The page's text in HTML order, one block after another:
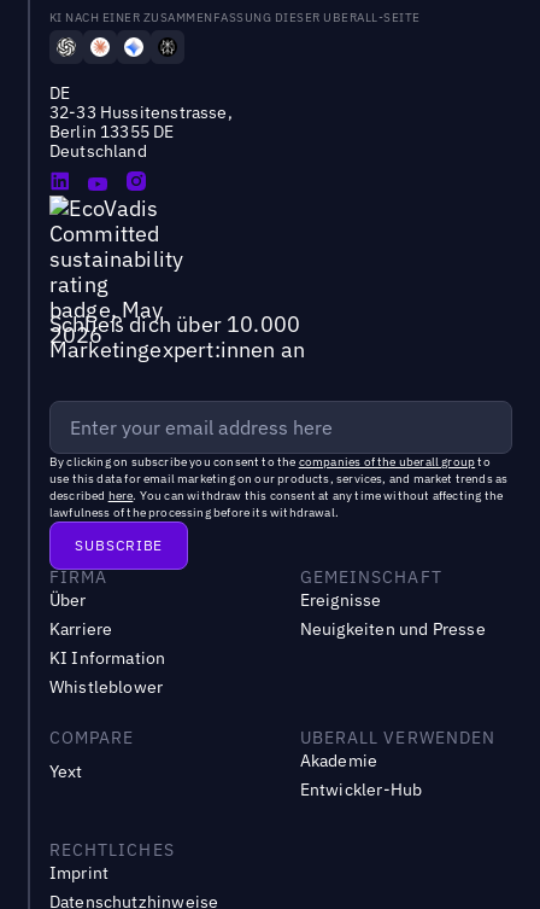
KI NACH EINER ZUSAMMENFASSUNG DIESER UBERALL-SEITE
DE
32-33 Hussitenstrasse,
Berlin 13355 DE
Deutschland
Schließ dich über 10.000
Marketingexpert:innen an
By clicking on subscribe you consent to the companies of the uberall groupto
use this data for email marketing on our products, services, and market trends as
described here. You can withdraw this consent at any time without affecting the
lawfulness of the processing before its withdrawal.
FIRMA
Über
Karriere
KI Information
Whistleblower
GEMEINSCHAFT
Ereignisse
Neuigkeiten und Presse
COMPARE
Yext
UBERALL VERWENDEN
Akademie
Entwickler-Hub
RECHTLICHES
Imprint
Datenschutzhinweise